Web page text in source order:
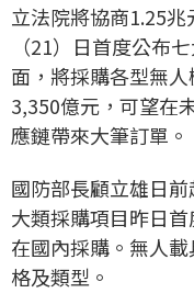
立法院將協商1.25
（21）日首度公布
面，將採購各型無
3,350億元，可望在
應鏈帶來大筆訂單。
國防部長顧立雄日
大類採購項目昨日
在國內採購。無人
格及類型。